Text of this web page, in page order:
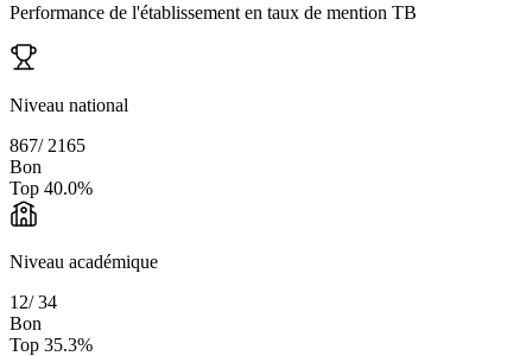
Performance de l'établissement en taux de mention TB
Niveau national
867/ 2165
Bon
Top 40.0%
Niveau académique
12/34
Bon
Top 35.3%